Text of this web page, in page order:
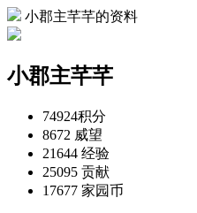
小郡主芊芊的资料
小郡主芊芊
74924积分
8672 威望
21644 经验
25095 贡献
17677 家园币